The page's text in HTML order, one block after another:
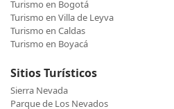
Turismo en Bogotá
Turismo en Villa de Leyva
Turismo en Caldas
Turismo en Boyacá
Sitios Turísticos
Sierra Nevada
Parque de Los Nevados